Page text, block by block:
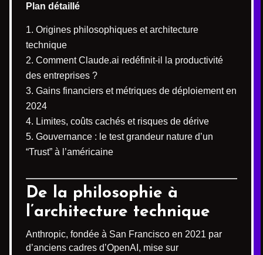
Plan détaillé
Origines philosophiques et architecture
technique
Comment Claude.ai redéfinit-il la productivité
des entreprises ?
Gains financiers et métriques de déploiement en
2024
Limites, coûts cachés et risques de dérive
Gouvernance : le test grandeur nature d’un
“Trust” à l’américaine
De la philosophie à
l’architecture technique
Anthropic, fondée à San Francisco en 2021 par
d’anciens cadres d’OpenAI, mise sur